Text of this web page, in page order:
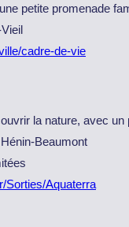
petite promenade
cadre-de-vie
la nature, avec
Beaumont
Sorties/Aquaterra